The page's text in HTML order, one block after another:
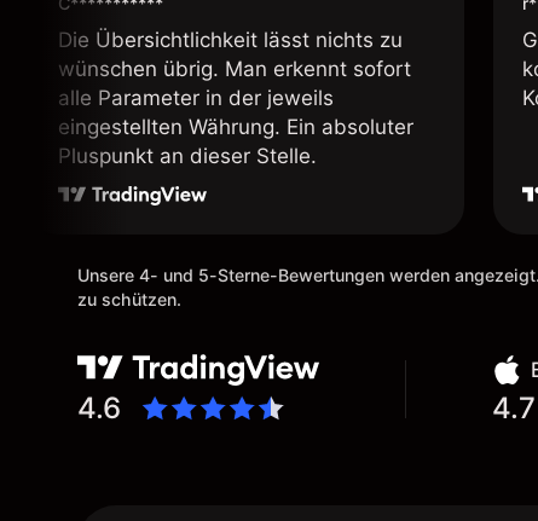
Die Übersichtlichkeit lässt nichts zu
wünschen übrig. Man erkennt sofort
alle Parameter in der jeweils
eingestellten Währung. Ein absoluter
Pluspunkt an dieser Stelle.
Unsere 4- und 5-Sterne-Bewertungen werden
zu schützen.
4.6 4.7